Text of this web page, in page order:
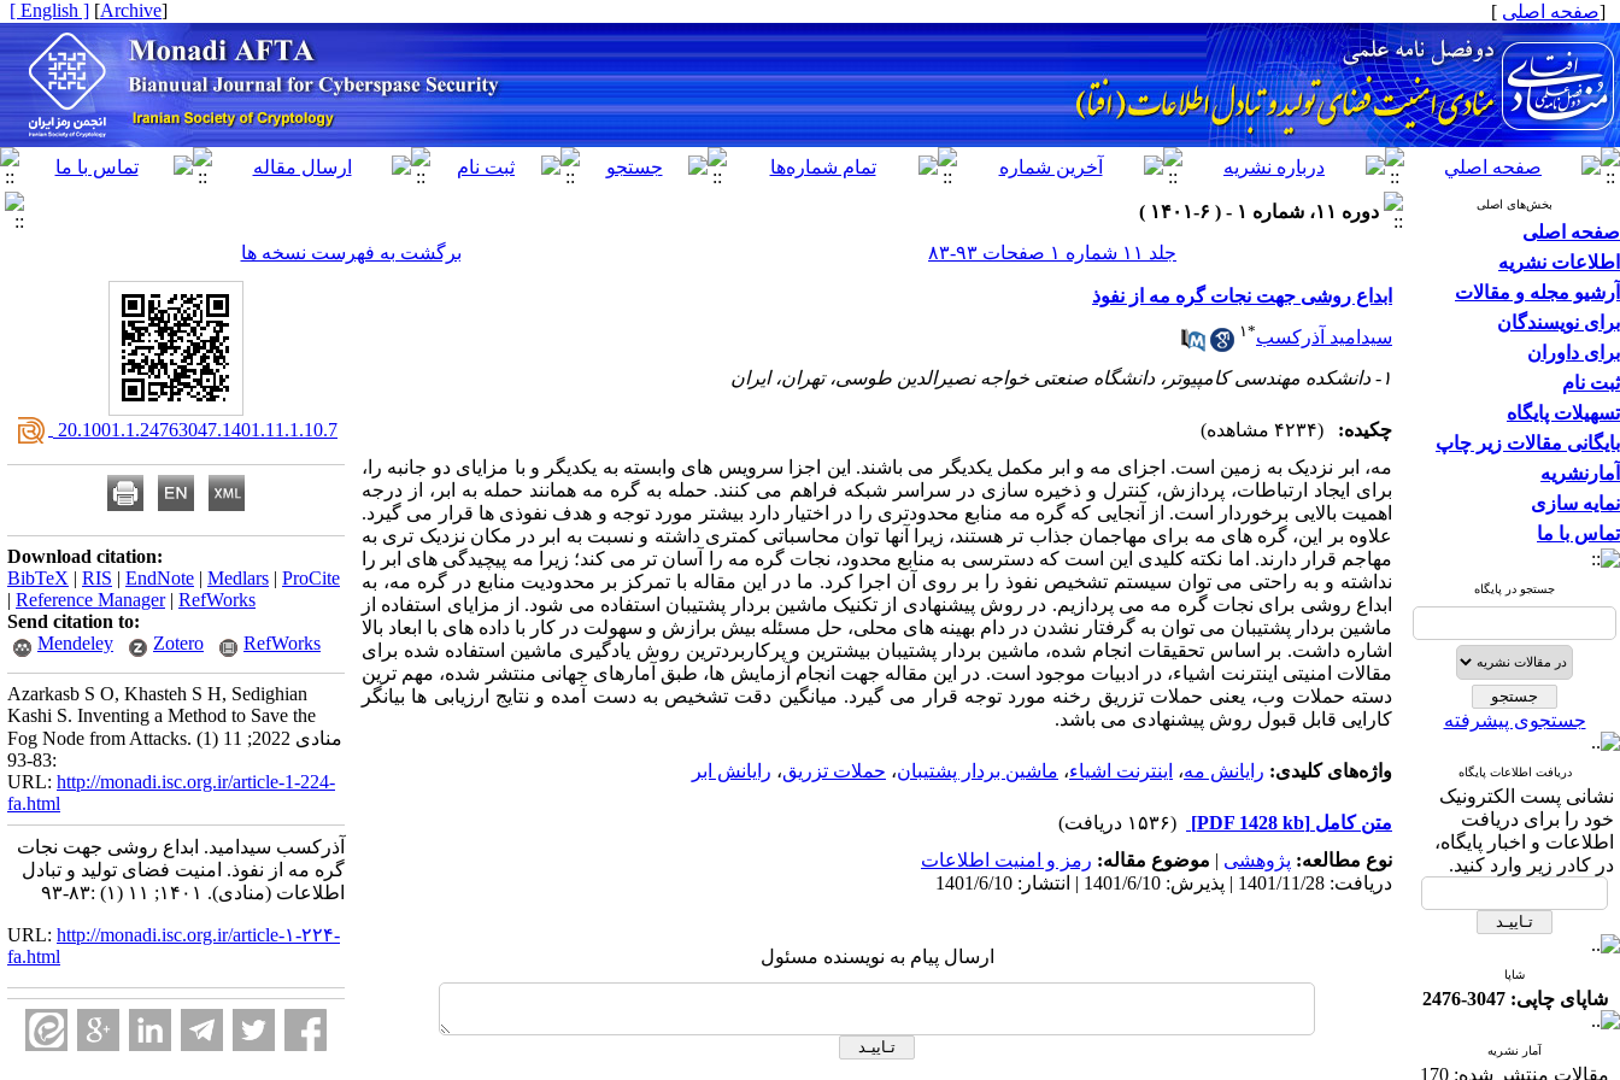
[صفحه اصلی ]
[
Archive
]
[ English ]
بخش‌های اصلی
صفحه اصلی
اطلاعات نشریه
آرشیو مجله و مقالات
برای نویسندگان
برای داوران
ثبت نام
تسهیلات پایگاه
بایگانی مقالات زیر چاپ
آمارنشریه
نمایه سازی
تماس با ما
جستجو در پایگاه
جستجوی پیشرفته
دریافت اطلاعات پایگاه
نشانی پست الکترونیک
خود را برای دریافت
اطلاعات و اخبار پایگاه،
در کادر زیر وارد کنید.
شاپا
شاپای چاپی: 3047-2476
آمار نشریه
مقالات منتشر شده: 170
دوره ۱۱، شماره ۱ - ( ۶-۱۴۰۱ )
جلد ۱۱ شماره ۱ صفحات ۹۳-۸۳
برگشت به فهرست نسخه ها
ابداع روشی جهت نجات گره مه از نفوذ
سیدامید آذرکسب*۱
۱- دانشکده مهندسی کامپیوتر، دانشگاه صنعتی خواجه نصیرالدین طوسی، تهران، ایران
چکیده:
(۴۲۳۴ مشاهده)
مه، ابر نزدیک به زمین است. اجزای مه و ابر مکمل یکدیگر می باشند. این اجزا سرویس های وابسته به یکدیگر و با مزایای دو جانبه را،
برای ایجاد ارتباطات، پردازش، کنترل و ذخیره سازی در سراسر شبکه فراهم می کنند. حمله به گره مه همانند حمله به ابر، از درجه
اهمیت بالایی برخوردار است. از آنجایی که گره مه منابع محدودتری را در اختیار دارد بیشتر مورد توجه و هدف نفوذی ها قرار می گیرد.
علاوه بر این، گره های مه برای مهاجمان جذاب تر هستند، زیرا آنها توان محاسباتی کمتری داشته و نسبت به ابر در مکان نزدیک تری به
مهاجم قرار دارند. اما نکته کلیدی این است که دسترسی به منابع محدود، نجات گره مه را آسان تر می کند؛ زیرا مه پیچیدگی های ابر را
نداشته و به راحتی می توان سیستم تشخیص نفوذ را بر روی آن اجرا کرد. ما در این مقاله با تمرکز بر محدودیت منابع در گره مه، به
ابداع روشی برای نجات گره مه می پردازیم. در روش پیشنهادی از تکنیک ماشین بردار پشتیبان استفاده می شود. از مزایای استفاده از
ماشین بردار پشتیبان می توان به گرفتار نشدن در دام بهینه های محلی، حل مسئله بیش برازش و سهولت در کار با داده های با ابعاد بالا
اشاره داشت. بر اساس تحقیقات انجام شده، ماشین بردار پشتیبان بیشترین و پرکاربردترین روش یادگیری ماشین استفاده شده برای
مقالات امنیتی اینترنت اشیاء، در ادبیات موجود است. در این مقاله جهت انجام آزمایش ها، طبق آمارهای جهانی منتشر شده، مهم ترین
دسته حملات وب، یعنی حملات تزریق رخنه مورد توجه قرار می گیرد. میانگین دقت تشخیص به دست آمده و نتایج ارزیابی ها بیانگر
کارایی قابل قبول روش پیشنهادی می باشد.
واژه‌های کلیدی: رایانش مه، اینترنت اشیاء، ماشین بردار پشتیبان، حملات تزریق، رایانش ابر
متن کامل [PDF 1428 kb]
(۱۵۳۶ دریافت)
نوع مطالعه: پژوهشی | موضوع مقاله: رمز و امنیت اطلاعات
دریافت: 1401/11/28 | پذیرش: 1401/6/10 | انتشار: 1401/6/10
ارسال پیام به نویسنده مسئول
‎ 20.1001.1.24763047.1401.11.1.10.7
Download citation:
BibTeX | RIS | EndNote | Medlars | ProCite
| Reference Manager| RefWorks
Send citation to:
Mendeley
Zotero RefWorks
Azarkasb S O, Khasteh S H, Sedighian
Kashi S. Inventing a Method to Save the
Fog Node from Attacks. منادی 2022; 11 (1)
:83-93
URL: http://monadi.isc.org.ir/article-1-224-
fa.html
آذرکسب سیدامید. ابداع روشی جهت نجات
گره مه از نفوذ. امنیت فضای تولید و تبادل
اطلاعات (منادی). ۱۴۰۱; ۱۱ (۱) :۸۳-۹۳
URL: http://monadi.isc.org.ir/article-۱-۲۲۴-
fa.html